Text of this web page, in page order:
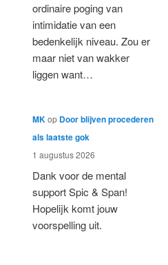
ordinaire poging van
intimidatie van een
bedenkelijk niveau. Zou er
maar niet van wakker
liggen want…
MKop Door blijven procederen
als laatste gok
1 augustus 2026
Dank voor de mental
support Spic & Span!
Hopelijk komt jouw
voorspelling uit.